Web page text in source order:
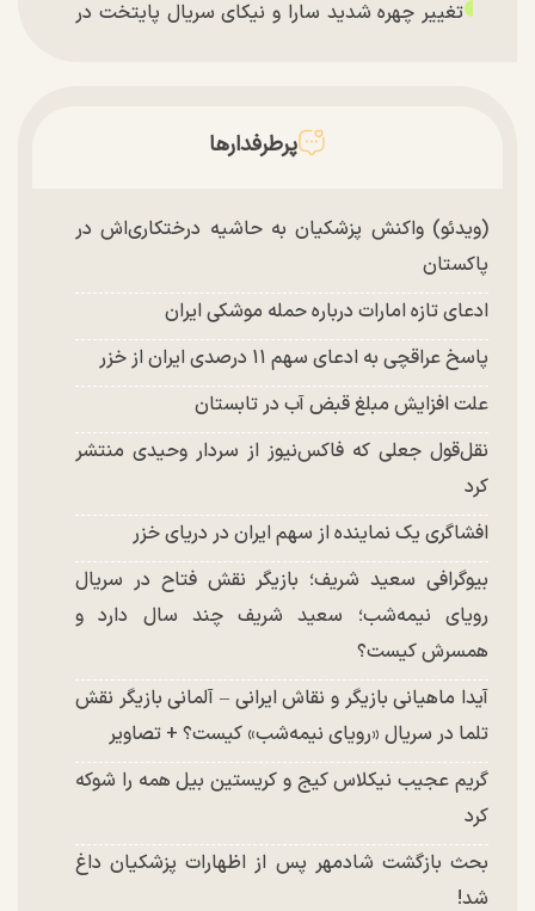
تغییر چهره شدید سارا و نیکای سریال پایتخت در
چند تصویر بسیار زیبا و جدید از هدیه تهرانی منتشر
پرطرفدارها
(ویدئو) واکنش پزشکیان به حاشیه درختکاری‌اش در
پاکستان
ادعای تازه امارات درباره حمله موشکی ایران
پاسخ عراقچی به ادعای سهم ۱۱ درصدی ایران از خزر
علت افزایش مبلغ قبض آب در تابستان
نقل‌قول جعلی که فاکس‌نیوز از سردار وحیدی منتشر
کرد
افشاگری یک نماینده از سهم ایران در دریای خزر
بیوگرافی سعید شریف؛ بازیگر نقش فتاح در سریال
رویای نیمه‌شب؛ سعید شریف چند سال دارد و
همسرش کیست؟
آیدا ماهیانی بازیگر و نقاش ایرانی – آلمانی بازیگر نقش
تلما در سریال «رویای نیمه‌شب» کیست؟ + تصاویر
گریم عجیب نیکلاس کیج و کریستین بیل همه را شوکه
کرد
بحث بازگشت شادمهر پس از اظهارات پزشکیان داغ
شد!